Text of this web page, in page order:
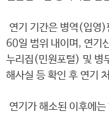
연기 기간은 병역(입영
60일 범위 내이며, 연
누리집(민원포털) 및 병
해사실 등 확인 후 연기
연기가 해소된 이후에는